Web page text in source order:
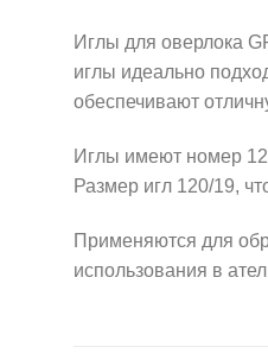
Иглы для оверлока
иглы идеально
обеспечивают
Иглы имеют номер
Размер игл 120/19,
Применяются для
использования в